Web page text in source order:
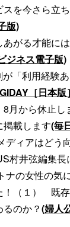
スを今さら立
版)
がる才能に
ジネス電子版)
が「利用経験
［日本版
8月から休止
載します(毎
ディアはどう
村井弦編集長
ナの女性の気
！（１） 既
のか？(婦人